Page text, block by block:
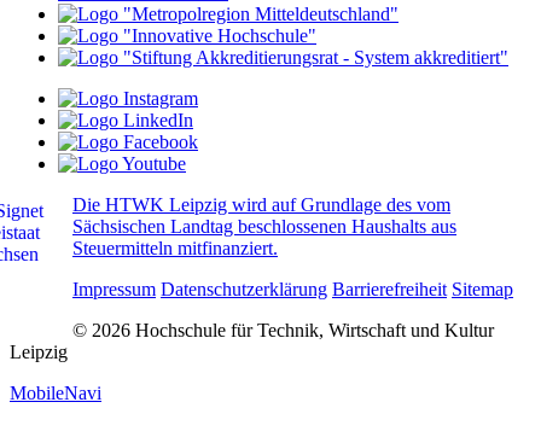
Die HTWK Leipzig wird auf Grundlage des vom
Sächsischen Landtag beschlossenen Haushalts aus
Steuermitteln mitfinanziert.
Impressum Datenschutzerklärung Barrierefreiheit Sitemap
© 2026 Hochschule für Technik, Wirtschaft und Kultur
Leipzig
MobileNavi